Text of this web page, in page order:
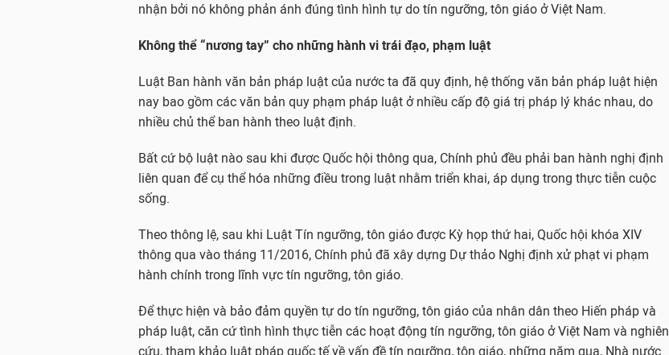
nhận bởi nó không phản ánh đúng tình hình tự do tín ngưỡng, tôn giáo ở Việt Nam.
Không thể “nương tay” cho những hành vi trái đạo, phạm luật
Luật Ban hành văn bản pháp luật của nước ta đã quy định, hệ thống văn bản pháp luật hiện
nay bao gồm các văn bản quy phạm pháp luật ở nhiều cấp độ giá trị pháp lý khác nhau, do
nhiều chủ thể ban hành theo luật định.
Bất cứ bộ luật nào sau khi được Quốc hội thông qua, Chính phủ đều phải ban hành nghị định
liên quan để cụ thể hóa những điều trong luật nhằm triển khai, áp dụng trong thực tiễn cuộc
sống.
Theo thông lệ, sau khi Luật Tín ngưỡng, tôn giáo được Kỳ họp thứ hai, Quốc hội khóa XIV
thông qua vào tháng 11/2016, Chính phủ đã xây dựng Dự thảo Nghị định xử phạt vi phạm
hành chính trong lĩnh vực tín ngưỡng, tôn giáo.
Để thực hiện và bảo đảm quyền tự do tín ngưỡng, tôn giáo của nhân dân theo Hiến pháp và
pháp luật, căn cứ tình hình thực tiễn các hoạt động tín ngưỡng, tôn giáo ở Việt Nam và nghiên
cứu, tham khảo luật pháp quốc tế về vấn đề tín ngưỡng, tôn giáo, những năm qua, Nhà nước